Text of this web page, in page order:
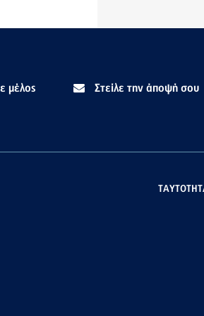
μέλος Στείλε την άποψή σου